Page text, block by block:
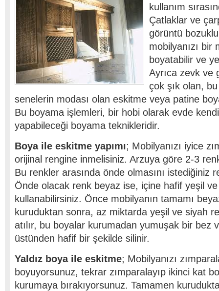
kullanım
Çatlaklar ve
görüntü
mobilyanızı
boyatabilir ve
Ayrıca zevk ve
çok şık olan,
senelerin modası olan eskitme veya patine
Bu boyama işlemleri, bir hobi olarak evde
yapabileceği boyama teknikleridir.
Boya ile eskitme yapımı; Mobilyanızı iyice
orijinal rengine inmelisiniz. Arzuya göre 2-3
Bu renkler arasında önde olmasını istediğiniz
Önde olacak renk beyaz ise, içine hafif yeşil
kullanabilirsiniz. Önce mobilyanın tamamı
kuruduktan sonra, az miktarda yeşil ve siyah
atılır, bu boyalar kurumadan yumuşak bir bez
üstünden hafif bir şekilde silinir.
Yaldız boya ile eskitme; Mobilyanızı
boyuyorsunuz, tekrar zımparalayıp ikinci kat
kurumaya bırakıyorsunuz. Tamamen